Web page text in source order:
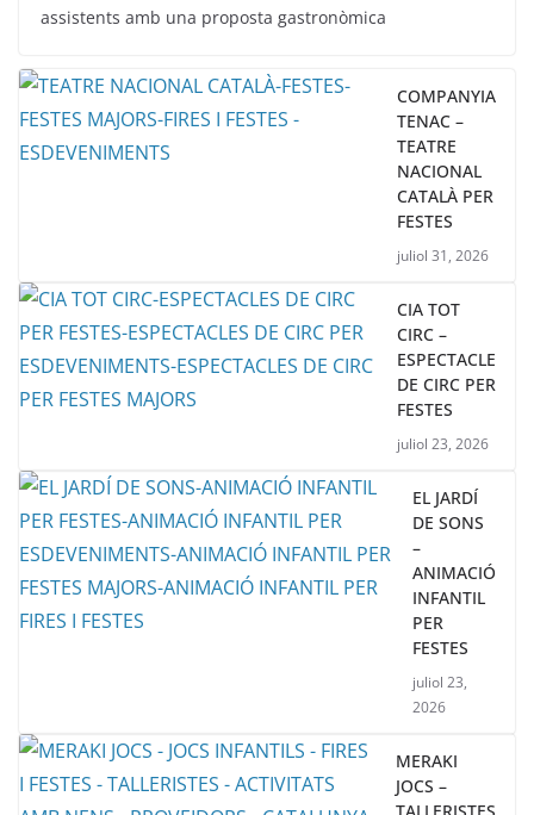
assistents amb una proposta gastronòmica
COMPANYIA
TENAC –
TEATRE
NACIONAL
CATALÀ PER
FESTES
juliol 31, 2026
CIA TOT
CIRC –
ESPECTACLE
DE CIRC PER
FESTES
juliol 23, 2026
EL JARDÍ
DE SONS
–
ANIMACIÓ
INFANTIL
PER
FESTES
juliol 23,
2026
MERAKI
JOCS –